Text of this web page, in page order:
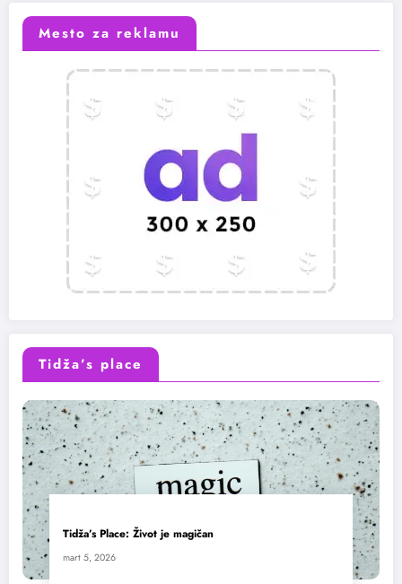
Mesto za reklamu
Tidža’s place
Tidža’s Place: Život je magičan
mart 5, 2026